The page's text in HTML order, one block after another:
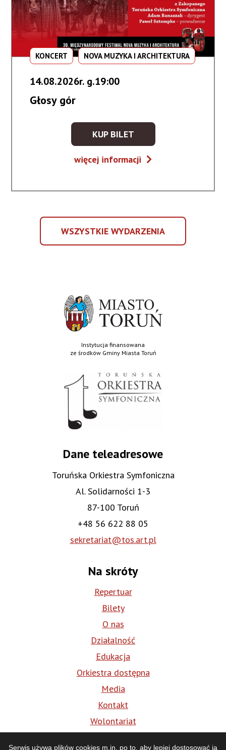
Serwis używa plików cookies m.in. po to, aby lepiej dostosować ją
KONCERT NOVA MUZYKA I ARCHITEKTURA
14.08.2026r. g.19:00
Głosy gór
KUP BILET
KUP
NA
więcej informacji
Głosy
WSZYSTKIE WYDARZENIA
WSZYSTKIE
WYDARZENIA
Instytucja finansowana
ze środków Gminy Miasta Toruń
Dane teleadresowe
Toruńska Orkiestra Symfoniczna
Al. Solidarności 1-3
87-100 Toruń
+48 56 622 88 05
sekretariat@tos.art.pl
Na skróty
Repertuar
Bilety
O nas
Działalność
Edukacja
Orkiestra dostępna
Media
Kontakt
Wolontariat